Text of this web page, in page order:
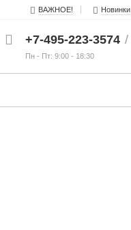
ВАЖНОЕ! Новинки
+7-495-223-3574
Пн - Пт: 9:00 - 18:30
/